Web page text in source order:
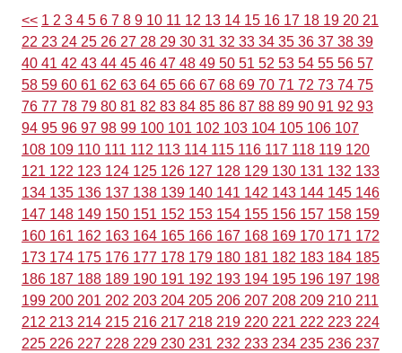
<< 1 2 3 4 5 6 7 8 9 10 11 12 13 14 15 16 17 18 19 20 21
22 23 24 25 26 27 28 29 30 31 32 33 34 35 36 37 38 39
40 41 42 43 44 45 46 47 48 49 50 51 52 53 54 55 56 57
58 59 60 61 62 63 64 65 66 67 68 69 70 71 72 73 74 75
76 77 78 79 80 81 82 83 84 85 86 87 88 89 90 91 92 93
94 95 96 97 98 99 100 101 102 103 104 105 106 107
108 109 110 111 112 113 114 115 116 117 118 119 120
121 122 123 124 125 126 127 128 129 130 131 132 133
134 135 136 137 138 139 140 141 142 143 144 145 146
147 148 149 150 151 152 153 154 155 156 157 158 159
160 161 162 163 164 165 166 167 168 169 170 171 172
173 174 175 176 177 178 179 180 181 182 183 184 185
186 187 188 189 190 191 192 193 194 195 196 197 198
199 200 201 202 203 204 205 206 207 208 209 210 211
212 213 214 215 216 217 218 219 220 221 222 223 224
225 226 227 228 229 230 231 232 233 234 235 236 237